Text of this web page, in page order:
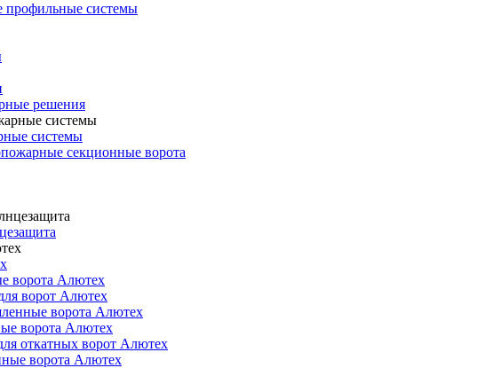
системы
решения
системы
секционные ворота
ворота Алютех
ворот Алютех
ворота Алютех
ворота Алютех
откатных ворот Алютех
ворота Алютех